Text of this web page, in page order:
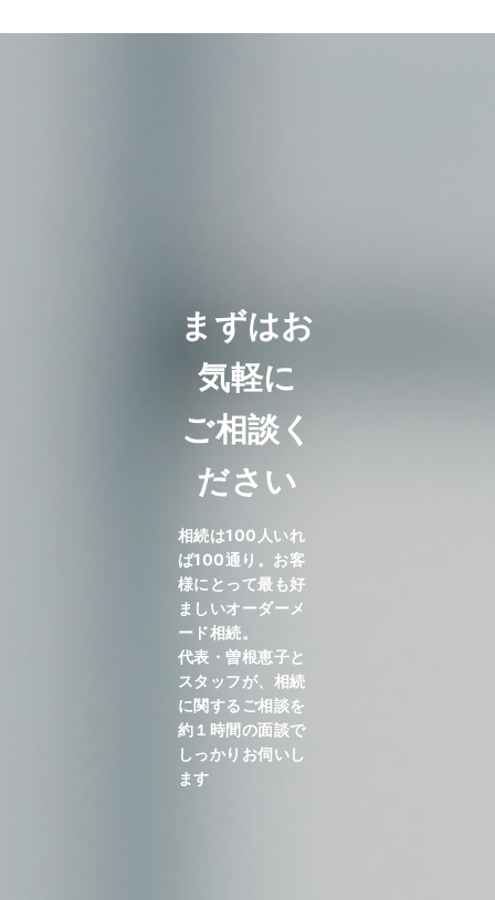
まずはお
気軽に
ご相談く
ださい
相続は100人いれ
ば100通り。お客
様にとって最も好
ましいオーダーメ
ード相続。
代表・曽根恵子と
スタッフが、相続
に関するご相談を
約１時間の面談で
しっかりお伺いし
ます